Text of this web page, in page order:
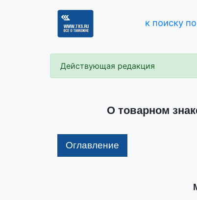
к поиску
Действующая редакция
О товарном
Оглавление